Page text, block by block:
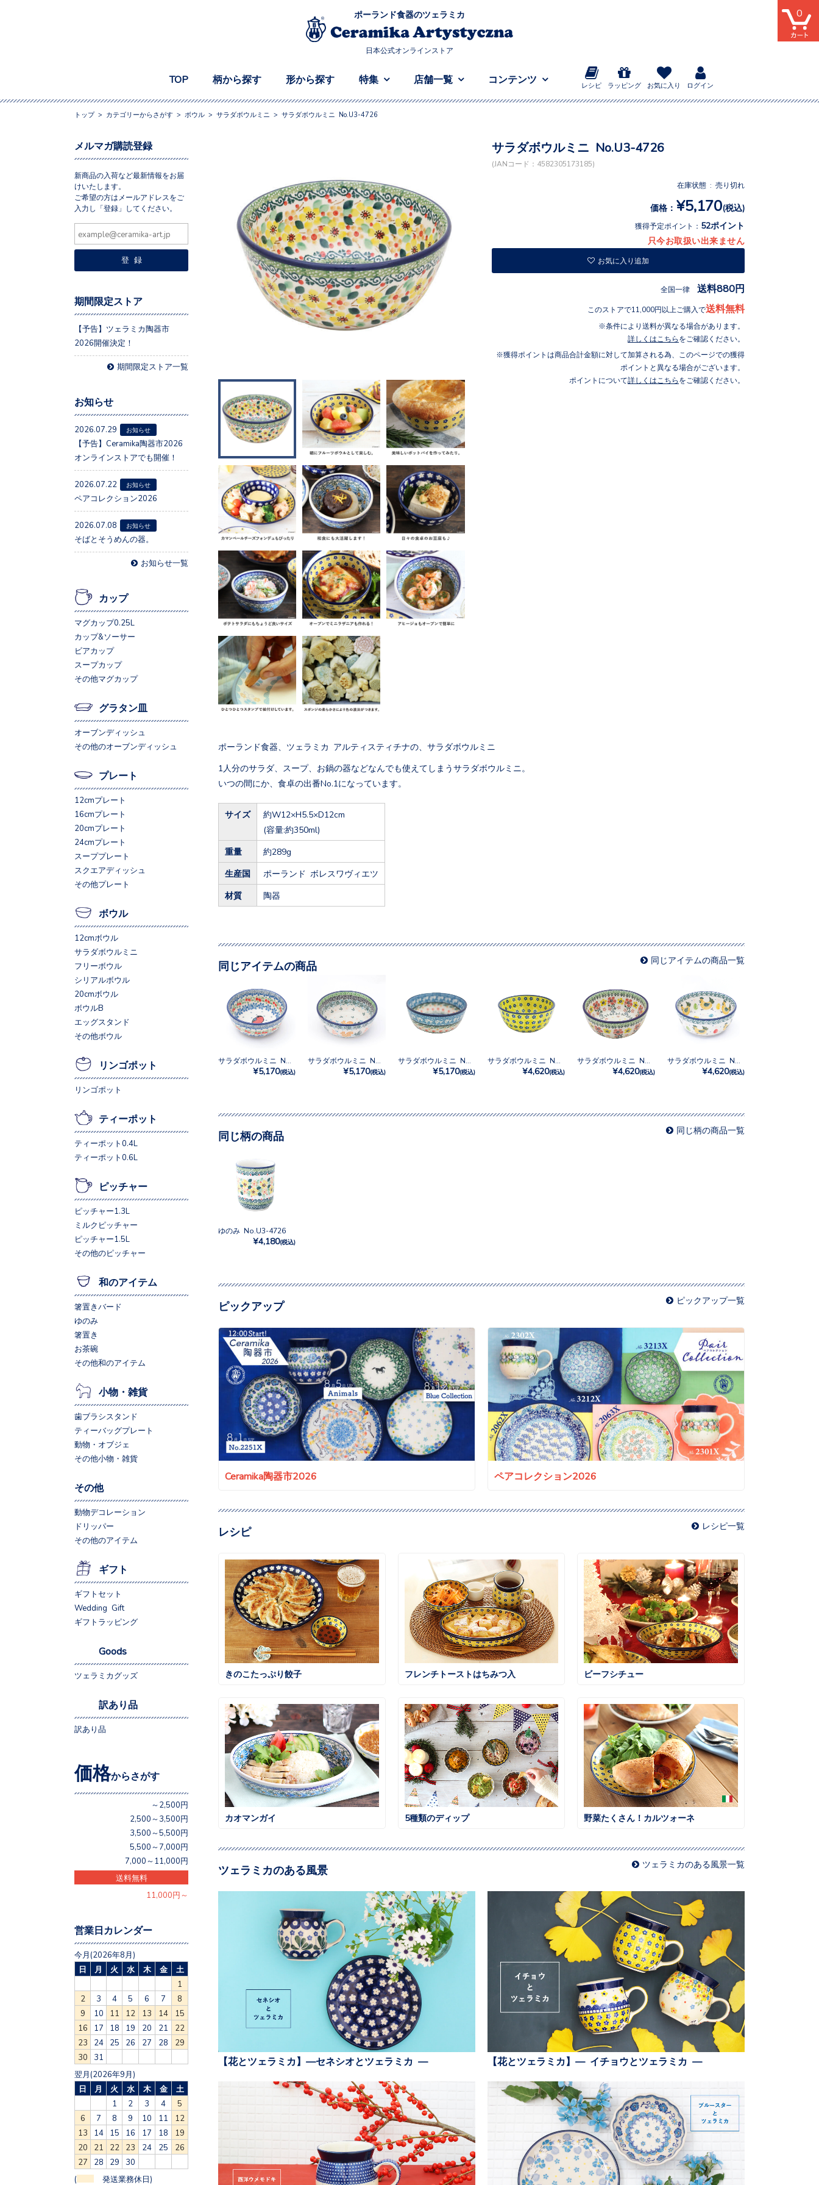
ポーランド食器のツェラミカ
日本公式オンラインストア
TOP 柄から探す 形から探す 特集 店舗一覧 コンテンツ
レシピ ラッピング お気に入り ログイン
0
トップ> カテゴリーからさがす > ボウル > サラダボウルミニ > サラダボウルミニ No.U3-4726
サラダボウルミニ No.U3-4726
(JANコード：4582305173185)
在庫状態 : 売り切れ
価格： ¥5,170(税込)
獲得予定ポイント： 52ポイント
只今お取扱い出来ません
お気に入り追加
全国一律 送料880円
このストアで11,000円以上ご購入で送料無料
条件により送料が異なる場合があります。
詳しくはこちら をご確認ください。
獲得ポイントは商品合計金額に対して加算される為、このページでの獲得
ポイントと異なる場合がございます。
ポイントについて詳しくはこちら をご確認ください。
ポーランド食器、ツェラミカ アルティスティチナの、サラダボウルミニ
1人分のサラダ、スープ、お鍋の器などなんでも使えてしまうサラダボウルミニ。
いつの間にか、食卓の出番No.1になっています。
サイズ
約W12×H5.5×D12cm
(容量:約350ml)
重量 約289g
生産国 ポーランド ボレスワヴィエツ
材質 陶器
同じアイテムの商品 同じアイテムの商品一覧
¥5,170(税込) ¥5,170(税込) ¥5,170(税込) ¥4,620(税込) ¥4,620(税込) ¥4,620(税込)
同じ柄の商品 同じ柄の商品一覧
ゆのみ No.U3-4726
¥4,180(税込)
ピックアップ ピックアップ一覧
Ceramika陶器市2026 ペアコレクション2026
レシピ レシピ一覧
きのこたっぷり餃子 フレンチトーストはちみつ入 ビーフシチュー
カオマンガイ 5種類のディップ 野菜たくさん！カルツォーネ
ツェラミカのある風景 ツェラミカのある風景一覧
【花とツェラミカ】—セネシオとツェラミカ — 【花とツェラミカ】— イチョウとツェラミカ —
メルマガ購読登録
新商品の入荷など最新情報をお届
けいたします。
ご希望の方はメールアドレスをご
入力し「登録」してください。
期間限定ストア
【予告】ツェラミカ陶器市
2026開催決定！
期間限定ストア一覧
お知らせ
2026.07.29 お知らせ
【予告】Ceramika陶器市2026
オンラインストアでも開催！
2026.07.22 お知らせ
ペアコレクション2026
2026.07.08 お知らせ
そばとそうめんの器。
お知らせ一覧
カップ
マグカップ0.25L
カップ&ソーサー
ビアカップ
スープカップ
その他マグカップ
グラタン皿
オーブンディッシュ
その他のオーブンディッシュ
プレート
12cmプレート
16cmプレート
20cmプレート
24cmプレート
スーププレート
スクエアディッシュ
その他プレート
ボウル
12cmボウル
サラダボウルミニ
フリーボウル
シリアルボウル
20cmボウル
ボウルB
エッグスタンド
その他ボウル
リンゴポット
リンゴポット
ティーポット
ティーポット0.4L
ティーポット0.6L
ピッチャー
ピッチャー1.3L
ミルクピッチャー
ピッチャー1.5L
その他のピッチャー
和のアイテム
箸置きバード
ゆのみ
箸置き
お茶碗
その他和のアイテム
小物・雑貨
歯ブラシスタンド
ティーバッグプレート
動物・オブジェ
その他小物・雑貨
その他
動物デコレーション
ドリッパー
その他のアイテム
ギフト
ギフトセット
Wedding Gift
ギフトラッピング
Goods
ツェラミカグッズ
訳あり品
訳あり品
価格からさがす
～2,500円
2,500～3,500円
3,500～5,500円
5,500～7,000円
7,000～11,000円
送料無料
11,000円～
営業日カレンダー
今月(2026年8月)
日
月 火 水 木 金
土
1
2
3 4 5 6 7
8
9
10 11 12 13 14
15
16
17 18 19 20 21
22
23
24 25 26 27 28
29
30
31
翌月(2026年9月)
日
月 火 水 木 金
土
1
2 3 4
5
6
7 8 9 10 11
12
13
14 15 16 17 18
19
20
21 22 23 24 25
26
27
28 29 30
( 発送業務休日)